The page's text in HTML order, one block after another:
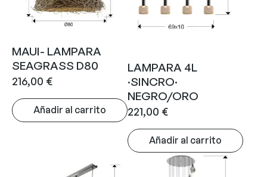
MAUI- LAMPARA
SEAGRASS D80
216,00 €
Añadir al carrito
LAMPARA 4L
·SINCRO·
NEGRO/ORO
221,00 €
Añadir al carrito